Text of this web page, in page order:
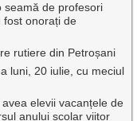
seamă de profesori
fost onorați de
rutiere din Petroșani
luni, 20 iulie, cu meciul
elevii vacanțele de
anului școlar viitor